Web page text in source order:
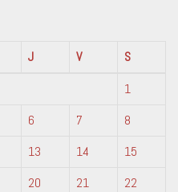
J V
S
1
6 7
8
13 14
15
20 21
22